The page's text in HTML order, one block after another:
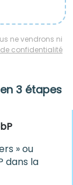
ne vendrons ni
confidentialité
3 étapes
» ou
dans la